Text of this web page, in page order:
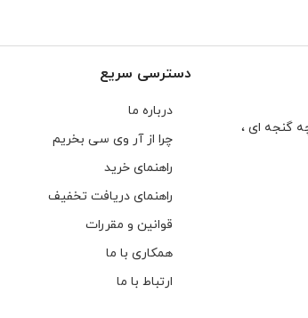
گنجه ای ،
دسترسی سریع
درباره ما
چرا از آر وی سی بخریم
راهنمای خرید
راهنمای دریافت تخفیف
قوانین و مقررات
همکاری با ما
ارتباط با ما